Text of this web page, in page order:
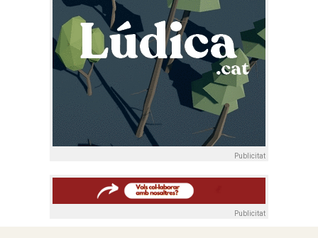
Publicitat
Publicitat